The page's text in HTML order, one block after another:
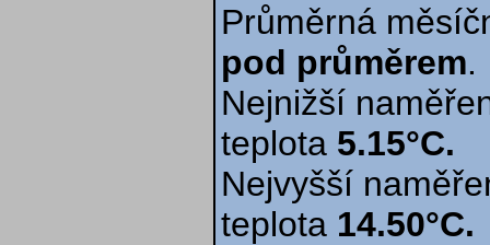
Průměrná
pod průměrem.
Nejnižší
teplota 5.15°C.
Nejvyšší
teplota 14.50°C.